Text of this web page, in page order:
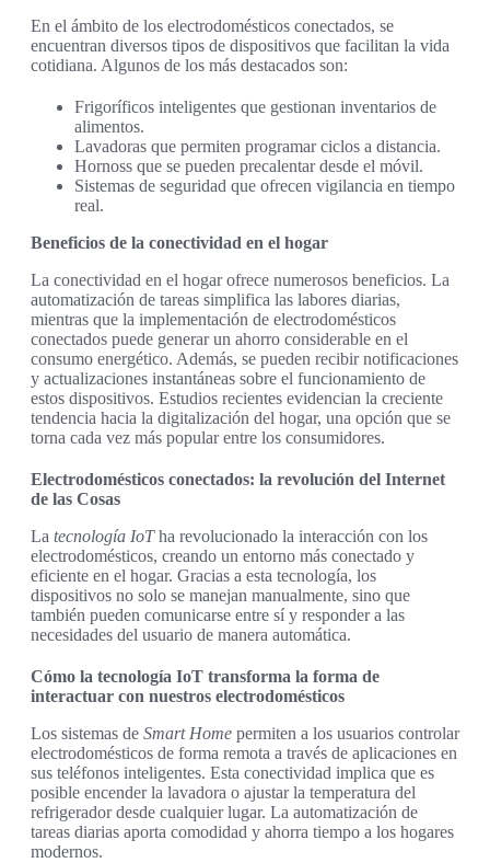
En el ámbito de los electrodomésticos conectados, se
encuentran diversos tipos de dispositivos que facilitan la vida
cotidiana. Algunos de los más destacados son:
Frigoríficos inteligentes que gestionan inventarios de
alimentos.
Lavadoras que permiten programar ciclos a distancia.
Hornoss que se pueden precalentar desde el móvil.
Sistemas de seguridad que ofrecen vigilancia en tiempo
real.
Beneficios de la conectividad en el hogar
La conectividad en el hogar ofrece numerosos beneficios. La
automatización de tareas simplifica las labores diarias,
mientras que la implementación de electrodomésticos
conectados puede generar un ahorro considerable en el
consumo energético. Además, se pueden recibir notificaciones
y actualizaciones instantáneas sobre el funcionamiento de
estos dispositivos. Estudios recientes evidencian la creciente
tendencia hacia la digitalización del hogar, una opción que se
torna cada vez más popular entre los consumidores.
Electrodomésticos conectados: la revolución del Internet
de las Cosas
La tecnología IoTha revolucionado la interacción con los
electrodomésticos, creando un entorno más conectado y
eficiente en el hogar. Gracias a esta tecnología, los
dispositivos no solo se manejan manualmente, sino que
también pueden comunicarse entre sí y responder a las
necesidades del usuario de manera automática.
Cómo la tecnología IoT transforma la forma de
interactuar con nuestros electrodomésticos
Los sistemas de Smart Home permiten a los usuarios controlar
electrodomésticos de forma remota a través de aplicaciones en
sus teléfonos inteligentes. Esta conectividad implica que es
posible encender la lavadora o ajustar la temperatura del
refrigerador desde cualquier lugar. La automatización de
tareas diarias aporta comodidad y ahorra tiempo a los hogares
modernos.